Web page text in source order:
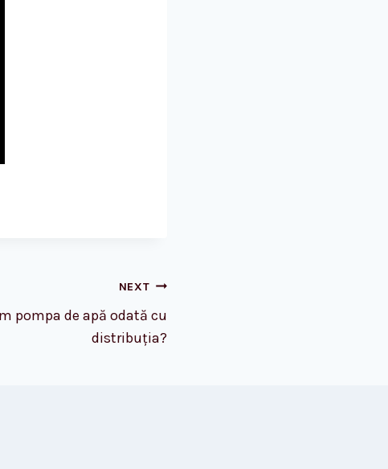
NEXT
pompa de apă odată cu
distribuția?